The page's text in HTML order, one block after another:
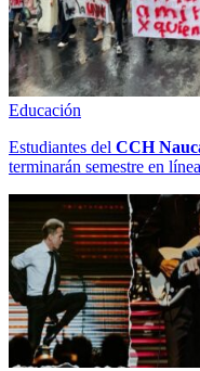
Educación
Estudiantes del CCH
terminarán semestre en línea